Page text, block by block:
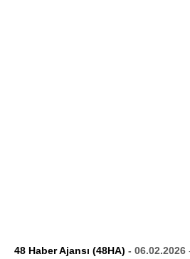
48 Haber Ajansı (48HA) - 06.02.2026